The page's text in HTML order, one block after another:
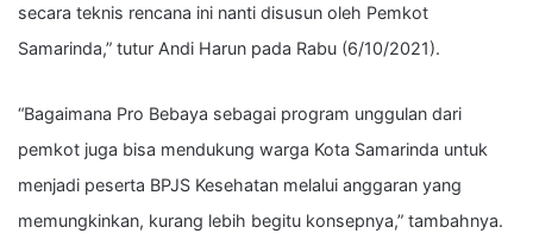
secara teknis rencana ini nanti disusun oleh Pemkot
Samarinda,” tutur Andi Harun pada Rabu (6/10/2021).
“Bagaimana Pro Bebaya sebagai program unggulan dari
pemkot juga bisa mendukung warga Kota Samarinda untuk
menjadi peserta BPJS Kesehatan melalui anggaran yang
memungkinkan, kurang lebih begitu konsepnya,” tambahnya.